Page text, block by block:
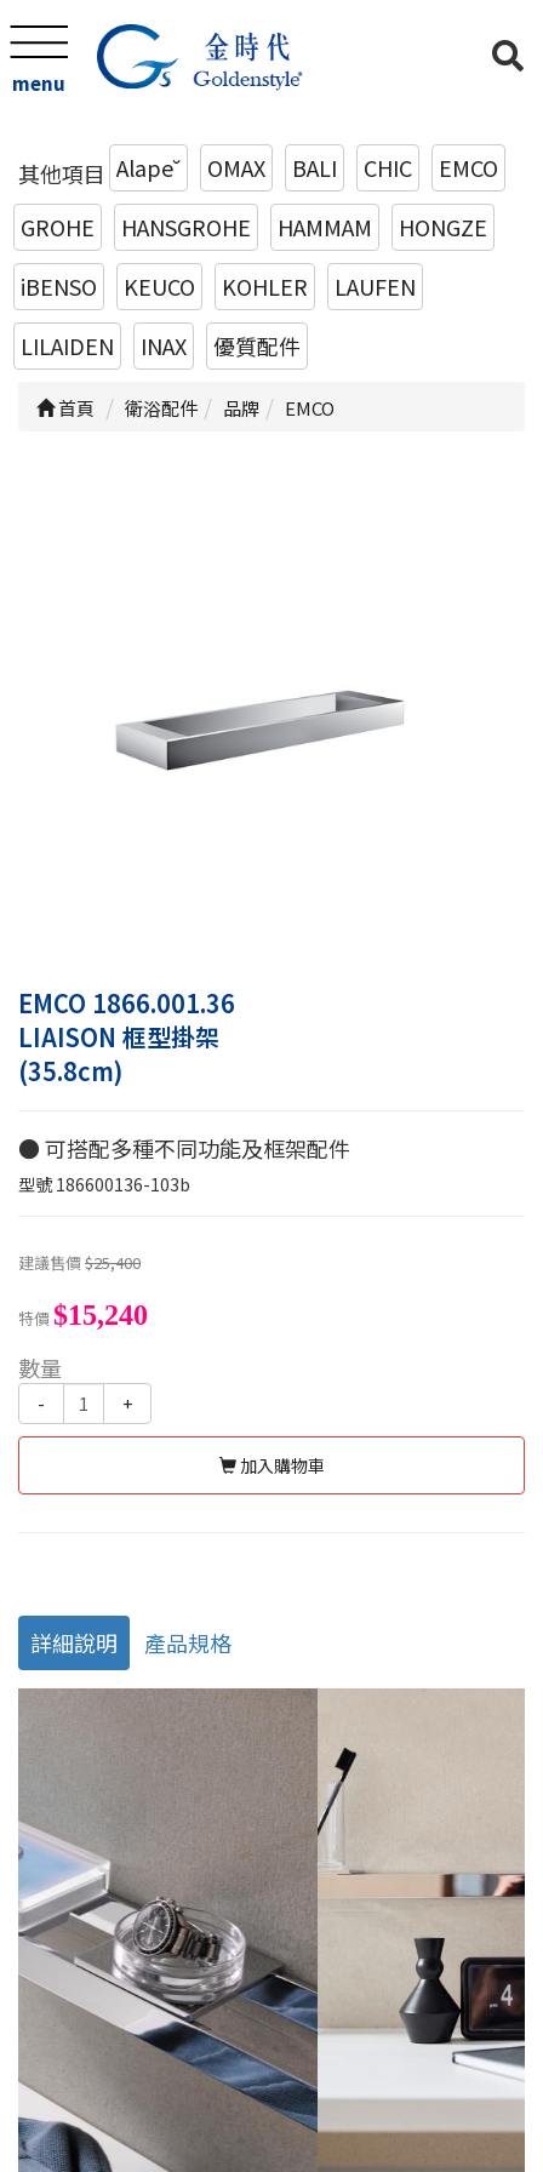
menu
其他項目 Alape˘ OMAX BALI CHIC
EMCO
GROHE
HANSGROHE HAMMAM
HONGZE
iBENSO
KEUCO KOHLER
LAUFEN
LILAIDEN
INAX 優質配件
首頁 衛浴配件 品牌 EMCO
EMCO 1866.001.36
LIAISON 框型掛架
(35.8cm)
● 可搭配多種不同功能及框架配件
型號186600136-103b
建議售價$25,400
特價$15,240
數量
- +
加入購物車
詳細說明 產品規格